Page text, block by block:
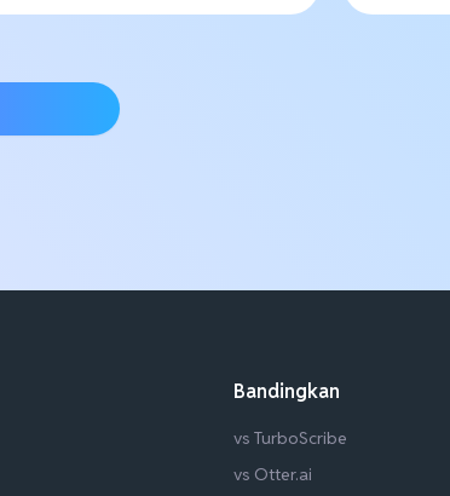
Bandingkan
vs TurboScribe
vs Otter.ai